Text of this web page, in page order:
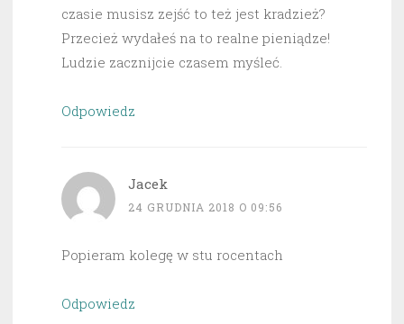
czasie musisz zejść to też jest kradzież?
Przecież wydałeś na to realne pieniądze!
Ludzie zacznijcie czasem myśleć.
Odpowiedz
Jacek
24 GRUDNIA 2018 O 09:56
Popieram kolegę w stu rocentach
Odpowiedz